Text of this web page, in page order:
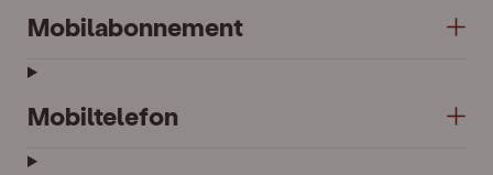
Mobilabonnement
Mobiltelefon